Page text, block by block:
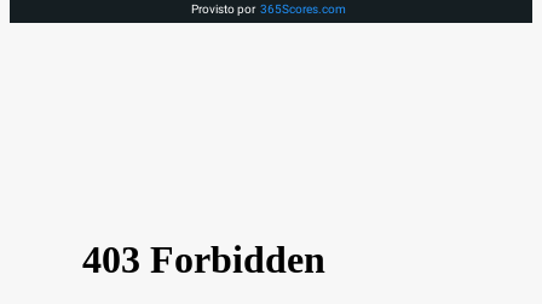
Provisto por 365Scores.com